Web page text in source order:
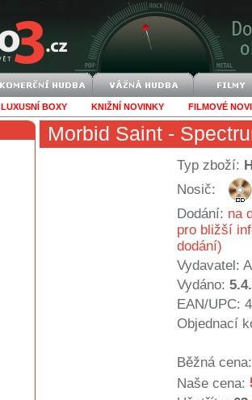
LUXUSNÍ BOXY KNIŽNÍ NOVINKY FILMOVÉ
Morbid Saint -
Typ zboží:
Nosič:
Dodání: na
pro bližší
dodání)
Vydavatel:
Vydáno:
EAN/UPC:
Objednací
Běžná cena:
Naše cena: